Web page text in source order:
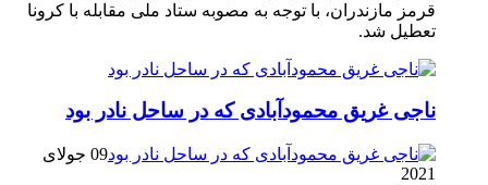
قرمز مازندران، با توجه به مصوبه ستاد ملی مقابله با کرونا
تعطیل شد.
ناجی غریق محمودآبادی که در ساحل نادر بود
09 جولای
2021